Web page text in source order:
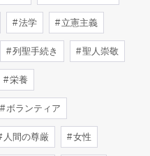
法学 立憲主義
列聖手続き 聖人崇敬
栄養
ボランティア
人間の尊厳 女性